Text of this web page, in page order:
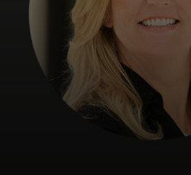
Noticias y tendencias